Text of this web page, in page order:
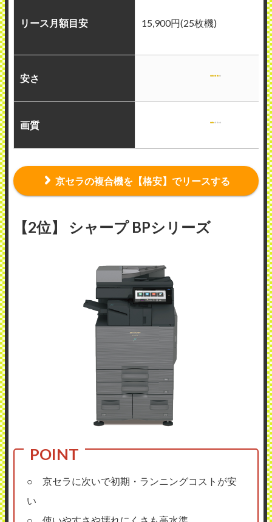
リース月額目安 15,900円(25枚機)
安さ
画質
京セラの複合機を【格安】でリースする
【2位】 シャープ BPシリーズ
○ 京セラに次いで初期・ランニングコストが安
い